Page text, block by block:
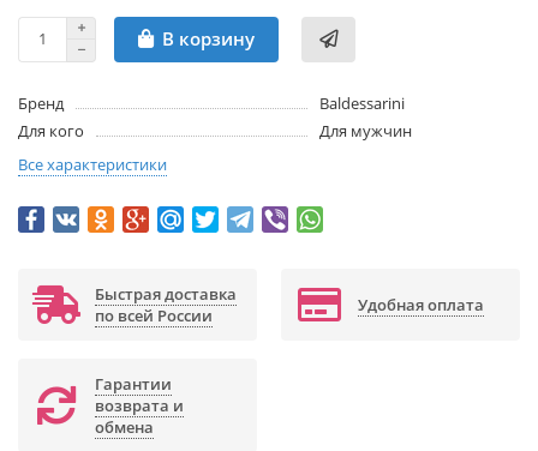
В корзину
Бренд
Baldessarini
Для кого
Для мужчин
Все характеристики
Быстрая доставка
по всей России
Удобная оплата
Гарантии
возврата и
обмена